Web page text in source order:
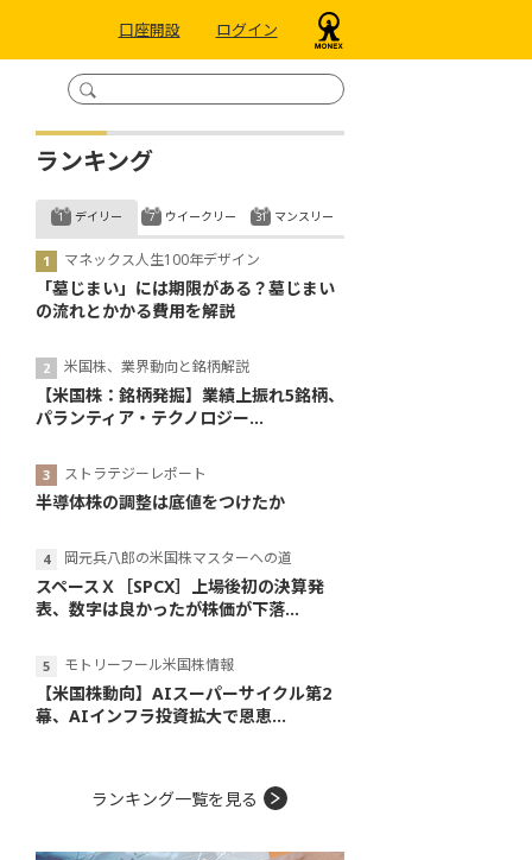
口座開設 ログイン
ランキング
デイリー
マネックス人生100年デザイン
「墓じまい」には期限がある？墓じまい
の流れとかかる費用を解説
米国株、業界動向と銘柄解説
【米国株：銘柄発掘】業績上振れ5銘柄、
パランティア・テクノロジー...
ストラテジーレポート
半導体株の調整は底値をつけたか
岡元兵八郎の米国株マスターへの道
スペースＸ［SPCX］上場後初の決算発
表、数字は良かったが株価が下落...
モトリーフール米国株情報
【米国株動向】AIスーパーサイクル第2
幕、AIインフラ投資拡大で恩恵...
ウイークリー マンスリー
ランキング一覧を見る